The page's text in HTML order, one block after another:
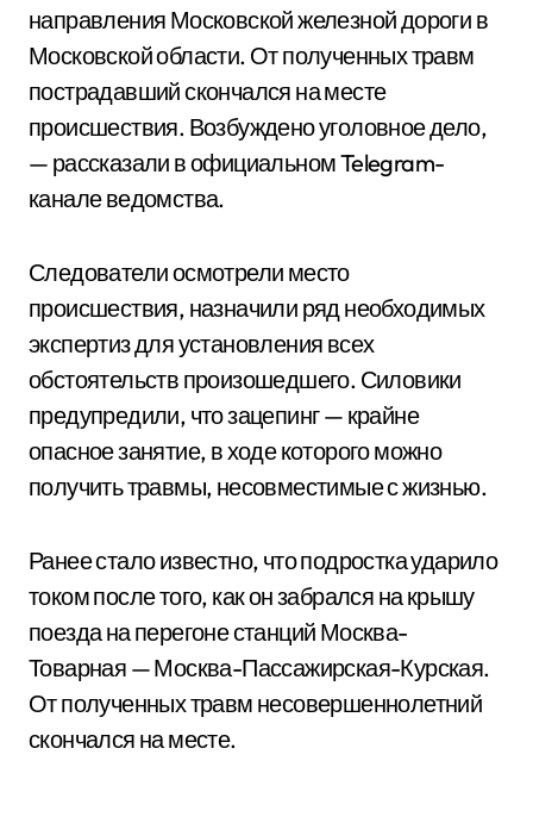
направления Московской железной дороги в
Московской области. От полученных травм
пострадавший скончался на месте
происшествия. Возбуждено уголовное дело,
— рассказали в официальном Telegram-
канале ведомства.
Следователи осмотрели место
происшествия, назначили ряд необходимых
экспертиз для установления всех
обстоятельств произошедшего. Силовики
предупредили, что зацепинг — крайне
опасное занятие, в ходе которого можно
получить травмы, несовместимые с жизнью.
Ранее стало известно, что подростка ударило
током после того, как он забрался на крышу
поезда на перегоне станций Москва-
Товарная — Москва-Пассажирская-Курская.
От полученных травм несовершеннолетний
скончался на месте.